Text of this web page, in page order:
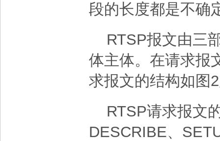
段的长度都是不确
RTSP报文由三
体主体。在请求报
求报文的结构如图
RTSP请求报文
DESCRIBE、